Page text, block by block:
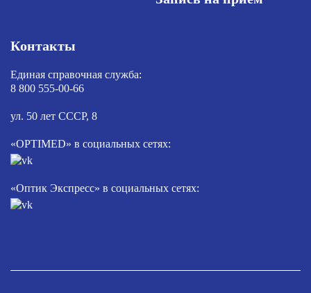
Контакты
Единая справочная служба:
8 800 555-00-66
ул. 50 лет СССР, 8
«OPTIMED» в социальных сетях:
«Оптик Экспресс» в социальных сетях: